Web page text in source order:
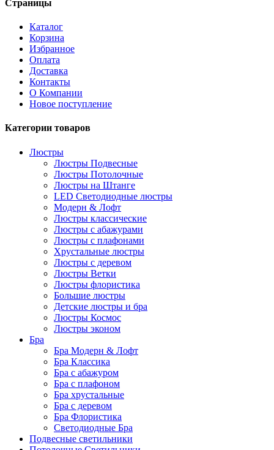
Страницы
Каталог
Корзина
Избранное
Оплата
Доставка
Контакты
О Компании
Новое поступление
Категории товаров
Люстры
Люстры Подвесные
Люстры Потолочные
Люстры на Штанге
LED Светодиодные люстры
Модерн & Лофт
Люстры классические
Люстры с абажурами
Люстры с плафонами
Хрустальные люстры
Люстры с деревом
Люстры Ветки
Люстры флористика
Большие люстры
Детские люстры и бра
Люстры Космос
Люстры эконом
Бра
Бра Модерн & Лофт
Бра Классика
Бра с абажуром
Бра с плафоном
Бра хрустальные
Бра с деревом
Бра Флористика
Светодиодные Бра
Подвесные светильники